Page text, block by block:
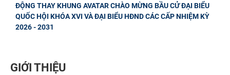
ĐỘNG THAY KHUNG AVATAR CHÀO MỪNG BẦU CỬ ĐẠI BIỂU
QUỐC HỘI KHÓA XVI VÀ ĐẠI BIỂU HĐND CÁC CẤP NHIỆM KỲ
2026 - 2031
GIỚI THIỆU